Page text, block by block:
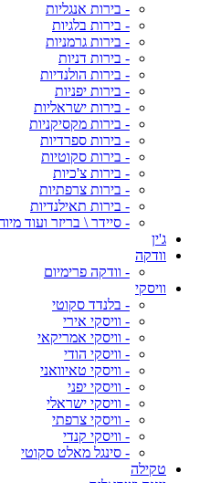
- בירות אנגליות
- בירות בלגיות
- בירות גרמניות
- בירות דניות
- בירות הולנדיות
- בירות יפניות
- בירות ישראליות
- בירות מקסיקניות
- בירות ספרדיות
- בירות סקוטיות
- בירות צ'כיות
- בירות צרפתיות
- בירות תאילנדיות
- סיידר \ בריזר ועוד
ג'ין
וודקה
- וודקה פרימיום
וויסקי
- בלנדד סקוטי
- וויסקי אירי
- וויסקי אמריקאי
- וויסקי הודי
- וויסקי טאיוואני
- וויסקי יפני
- וויסקי ישראלי
- וויסקי צרפתי
- וויסקי קנדי
- סינגל מאלט סקוטי
טקילה